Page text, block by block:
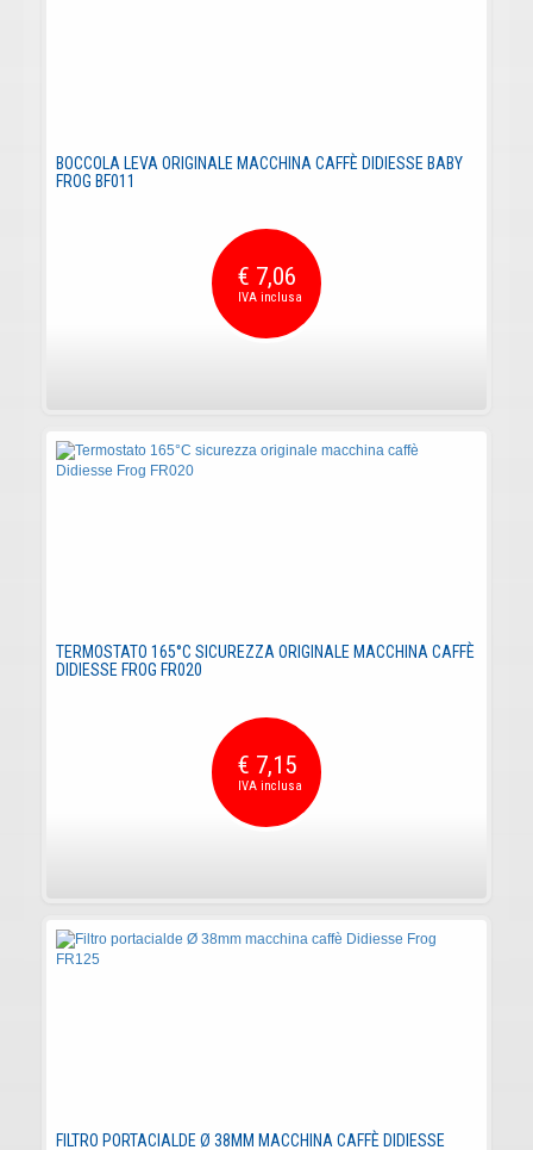
BOCCOLA LEVA ORIGINALE MACCHINA CAFFÈ DIDIESSE BABY
FROG BF011
€ 7,06
TERMOSTATO 165°C SICUREZZA ORIGINALE MACCHINA CAFFÈ
DIDIESSE FROG FR020
€ 7,15
FILTRO PORTACIALDE Ø 38MM MACCHINA CAFFÈ DIDIESSE